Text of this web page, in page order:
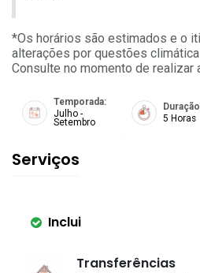
*Os horários são estimados e o
alterações por questões
Consulte no momento de realizar
Temporada:
Julho -
Setembro
5 Horas
Serviços
Inclui
Transferências